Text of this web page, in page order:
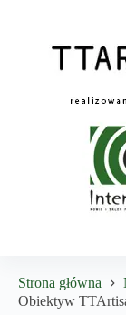
Strona główna
Obiektyw